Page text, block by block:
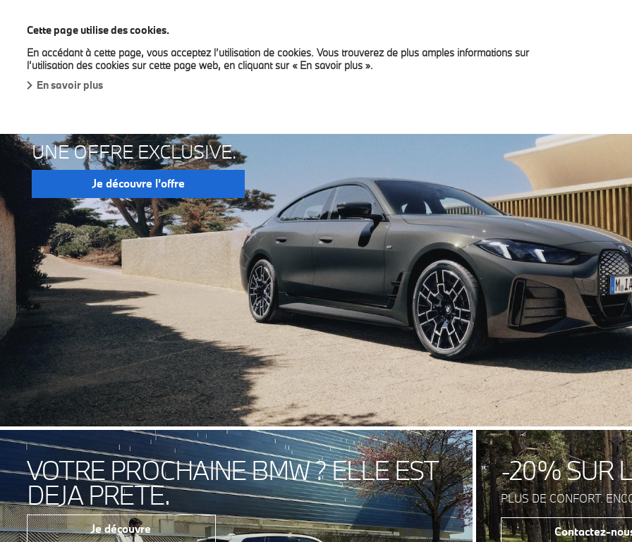
Cette page utilise des cookies.
En accédant à cette page, vous acceptez l’utilisation de cookies. Vous trouverez de plus amples informations sur
l’utilisation des cookies sur cette page web, en cliquant sur « En savoir plus ».
En savoir plus
Nouveaux modèles Véhicules rapidement disponibles Service & Accessories Leasing privé
BMW Bilia
UNE OFFRE EXCLUSIVE.
Je découvre l’offre
VOTRE PROCHAINE BMW ? ELLE EST
DEJA PRETE.
Je découvre
-20% SUR
PLUS DE CONFORT.
Contactez-